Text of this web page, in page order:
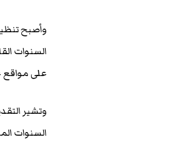
وأصبح
السنوات
على مواقع
السنوات